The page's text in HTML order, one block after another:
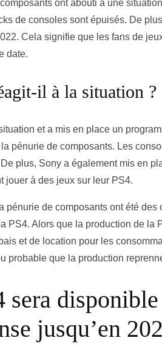
ont abouti à une
de consoles sont épuisés. De
Cela signifie que les fans de
date.
il à la situation ?
et a mis en place un
pénurie de composants. Les
plus, Sony a également mis en
jouer à des jeux sur leur PS4.
pénurie de composants ont été
PS4. Alors que la production de la
et de location pour les
probable que la production
sera
jusqu’en